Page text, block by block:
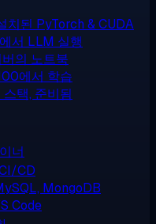
치된 PyTorch & CUDA
서 LLM 실행
의 노트북
에서 학습
택, 준비됨
너
CD
MongoDB
Code